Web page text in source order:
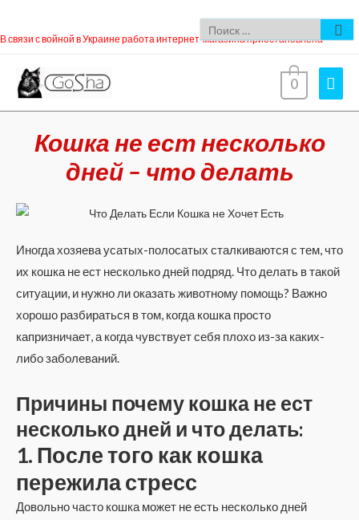
В связи с войной в Украине работа интернет-магазина приостановлена
0
Кошка не ест несколько
дней – что делать
Иногда хозяева усатых-полосатых сталкиваются с тем, что
их кошка не ест несколько дней подряд. Что делать в такой
ситуации, и нужно ли оказать животному помощь? Важно
хорошо разбираться в том, когда кошка просто
капризничает, а когда чувствует себя плохо из-за каких-
либо заболеваний.
Причины почему кошка не ест
несколько дней и что делать:
1. После того как кошка
пережила стресс
Довольно часто кошка может не есть несколько дней